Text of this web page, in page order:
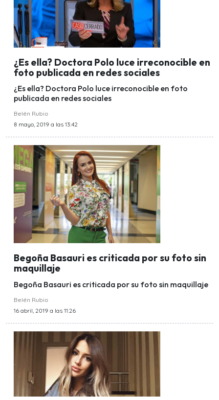
¿Es ella? Doctora Polo luce irreconocible en
foto publicada en redes sociales
¿Es ella? Doctora Polo luce irreconocible en foto
publicada en redes sociales
Belén Rubio
8 mayo, 2019 a las 13:42
Begoña Basauri es criticada por su foto sin
maquillaje
Begoña Basauri es criticada por su foto sin maquillaje
Belén Rubio
16 abril, 2019 a las 11:26